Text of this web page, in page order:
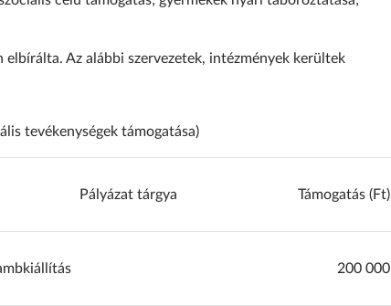
Az alábbi szervezetek, intézmények kerültek
tevékenységek támogatása)
Pályázat tárgya Támogatás (Ft)
200 000